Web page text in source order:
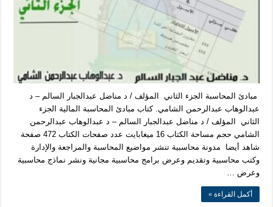
مبادئ المحاسبة الجزء الثاني المؤلف / د مناضل عبدالجبار السالم – د
عبدالوهاب عبدالرحمن الشامي. كتاب مبادئ المحاسبة المالية الجزء
الثاني المؤلف / د مناضل عبدالجبار السالم – د عبدالوهاب عبدالرحمن
الشامي حجم مساحة الكتاب 16 ميغابايت عدد صفحات الكتاب 472 صفحة
شاهد أيضا مدونة محاسبية تنشر مواضيع المحاسبة والمراجعة والإدارة
وكتب محاسبية وتقديم وعرض برامج محاسبية مجانية ونشر نماذج محاسبية
وعرض …
أكمل القراءة »